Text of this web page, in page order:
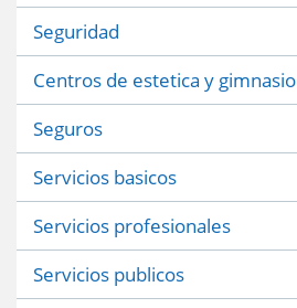
Seguridad
Centros de estetica y gimnasio
Seguros
Servicios basicos
Servicios profesionales
Servicios publicos